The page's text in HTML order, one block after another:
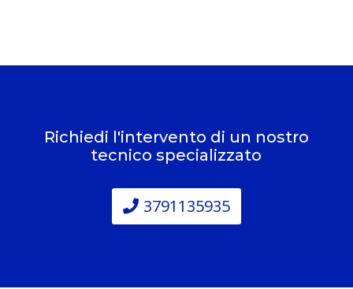
Richiedi l'intervento di un nostro
tecnico specializzato
3791135935